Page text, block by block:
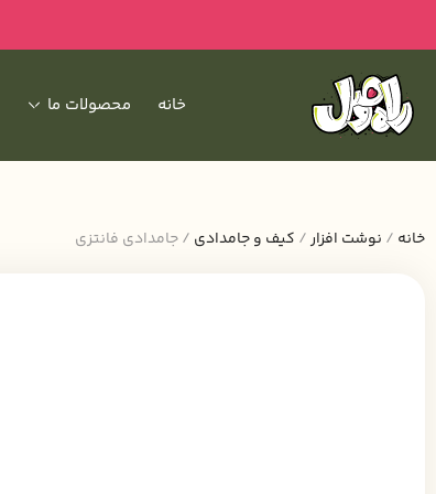
خانه محصولات ما
خانه / نوشت افزار/ کیف و جامدادی / جامدادی فانتزی